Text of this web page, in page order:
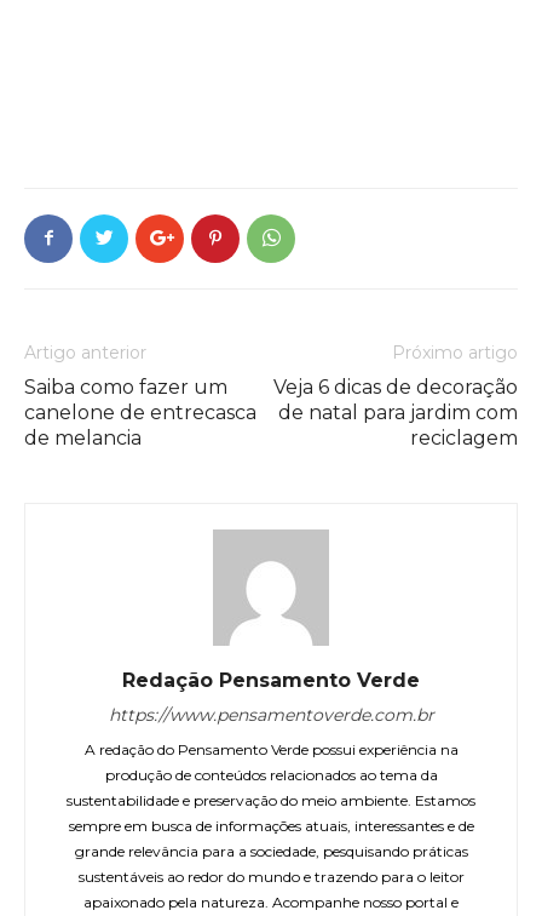
Artigo anterior
Saiba como fazer um
canelone de entrecasca
de melancia
Próximo artigo
Veja 6 dicas de decoração
de natal para jardim com
reciclagem
Redação Pensamento Verde
https://www.pensamentoverde.com.br
A redação do Pensamento Verde possui experiência na
produção de conteúdos relacionados ao tema da
sustentabilidade e preservação do meio ambiente. Estamos
sempre em busca de informações atuais, interessantes e de
grande relevância para a sociedade, pesquisando práticas
sustentáveis ao redor do mundo e trazendo para o leitor
apaixonado pela natureza. Acompanhe nosso portal e